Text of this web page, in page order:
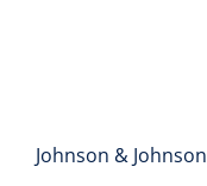
Johnson & Johnson